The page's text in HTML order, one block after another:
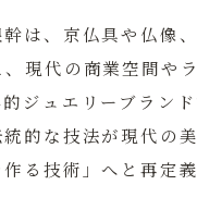
は、京仏具や仏像
現代の商業空間や
ジュエリーブラン
的な技法が現代の
る技術」へと再定